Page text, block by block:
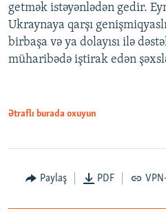
getmək istəyənlədən gedir.
Ukraynaya qarşı
birbaşa və ya dolayısı ilə
müharibədə iştirak edən
Ətraflı burada oxuyun
Paylaş PDF